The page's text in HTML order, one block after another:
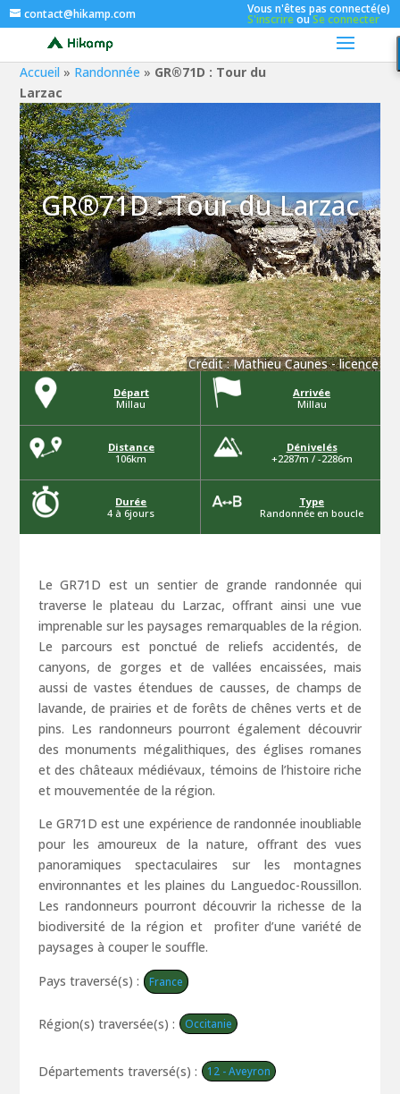
contact@hikamp.com Vous n'êtes pas connecté(e)
S'inscrireouSe connecter
Accueil » Randonnée » GR®71D : Tour du
Larzac
GR®71D : Tour du Larzac
Crédit :Mathieu Caunes-licence
Départ
Millau
Arrivée
Millau
Distance
106km
Dénivelés
+2287m / -2286m
Durée
4 à 6jours
Type
Randonnée en boucle
Le GR71D est un sentier de grande randonnée qui
traverse le plateau du Larzac, offrant ainsi une vue
imprenable sur les paysages remarquables de la région.
Le parcours est ponctué de reliefs accidentés, de
canyons, de gorges et de vallées encaissées, mais
aussi de vastes étendues de causses, de champs de
lavande, de prairies et de forêts de chênes verts et de
pins. Les randonneurs pourront également découvrir
des monuments mégalithiques, des églises romanes
et des châteaux médiévaux, témoins de l’histoire riche
et mouvementée de la région.
Le GR71D est une expérience de randonnée inoubliable
pour les amoureux de la nature, offrant des vues
panoramiques spectaculaires sur les montagnes
environnantes et les plaines du Languedoc-Roussillon.
Les randonneurs pourront découvrir la richesse de la
biodiversité de la région et profiter d’une variété de
paysages à couper le souffle.
Pays traversé(s) :
France
Région(s) traversée(s) : Occitanie
Départements traversé(s) : 12 - Aveyron